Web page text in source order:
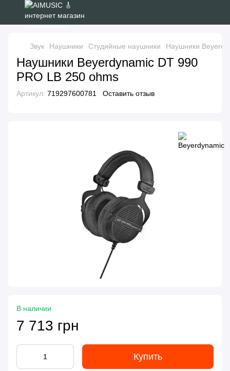
Звук Наушники Студийные наушники Наушники
Наушники Beyerdynamic DT 990
PRO LB 250 ohms
Артикул: 719297600781 Оставить отзыв
В наличии
7 713 грн
Купить